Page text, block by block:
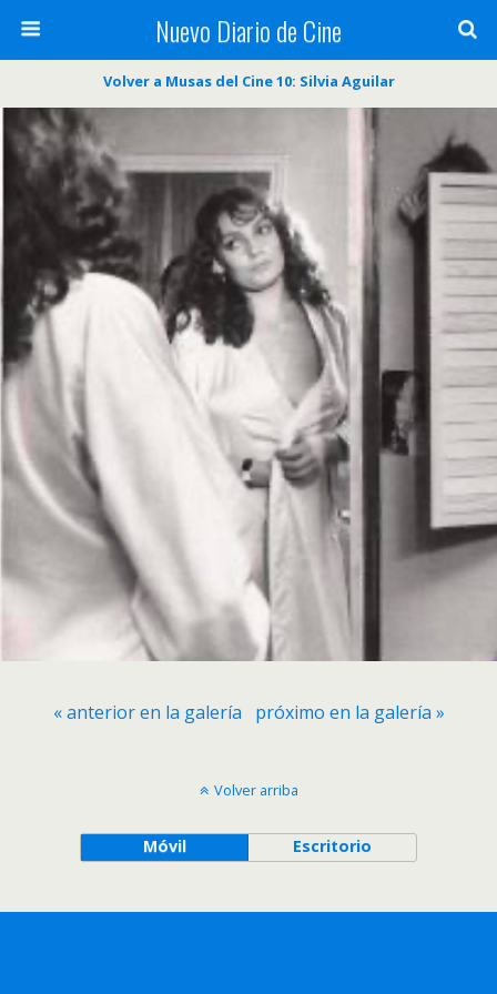
Nuevo Diario de Cine
Volver a Musas del Cine 10: Silvia Aguilar
« anterior en la galería próximo en la galería »
Volver arriba
Móvil Escritorio